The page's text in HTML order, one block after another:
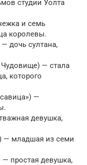
студии Уолта
и семь
королевы.
дочь султана,
— стала
которого
—
девушка,
— младшая из семи
простая девушка,